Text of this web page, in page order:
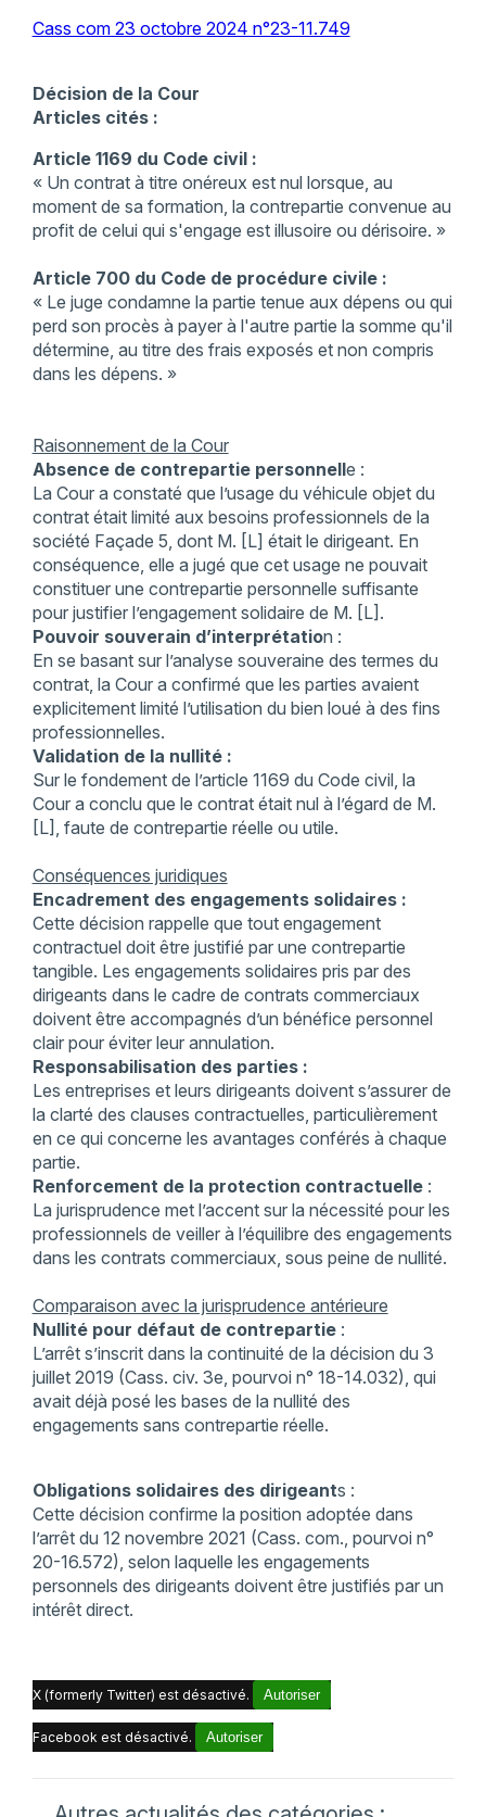
Cass com 23 octobre 2024 n°23-11.749
Décision de la Cour
Articles cités :
Article 1169 du Code civil :
« Un contrat à titre onéreux est nul lorsque, au
moment de sa formation, la contrepartie convenue au
profit de celui qui s'engage est illusoire ou dérisoire. »
Article 700 du Code de procédure civile :
« Le juge condamne la partie tenue aux dépens ou qui
perd son procès à payer à l'autre partie la somme qu'il
détermine, au titre des frais exposés et non compris
dans les dépens. »
Raisonnement de la Cour
Absence de contrepartie personnelle :
La Cour a constaté que l’usage du véhicule objet du
contrat était limité aux besoins professionnels de la
société Façade 5, dont M. [L] était le dirigeant. En
conséquence, elle a jugé que cet usage ne pouvait
constituer une contrepartie personnelle suffisante
pour justifier l’engagement solidaire de M. [L].
Pouvoir souverain d’interprétation :
En se basant sur l’analyse souveraine des termes du
contrat, la Cour a confirmé que les parties avaient
explicitement limité l’utilisation du bien loué à des fins
professionnelles.
Validation de la nullité :
Sur le fondement de l’article 1169 du Code civil, la
Cour a conclu que le contrat était nul à l’égard de M.
[L], faute de contrepartie réelle ou utile.
Conséquences juridiques
Encadrement des engagements solidaires :
Cette décision rappelle que tout engagement
contractuel doit être justifié par une contrepartie
tangible. Les engagements solidaires pris par des
dirigeants dans le cadre de contrats commerciaux
doivent être accompagnés d’un bénéfice personnel
clair pour éviter leur annulation.
Responsabilisation des parties :
Les entreprises et leurs dirigeants doivent s’assurer de
la clarté des clauses contractuelles, particulièrement
en ce qui concerne les avantages conférés à chaque
partie.
Renforcement de la protection contractuelle:
La jurisprudence met l’accent sur la nécessité pour les
professionnels de veiller à l’équilibre des engagements
dans les contrats commerciaux, sous peine de nullité.
Comparaison avec la jurisprudence antérieure
Nullité pour défaut de contrepartie:
L’arrêt s’inscrit dans la continuité de la décision du 3
juillet 2019 (Cass. civ. 3e, pourvoi n° 18-14.032), qui
avait déjà posé les bases de la nullité des
engagements sans contrepartie réelle.
Obligations solidaires des dirigeants :
Cette décision confirme la position adoptée dans
l’arrêt du 12 novembre 2021 (Cass. com., pourvoi n°
20-16.572), selon laquelle les engagements
personnels des dirigeants doivent être justifiés par un
intérêt direct.
X (formerly Twitter) est désactivé. Autoriser
Facebook est désactivé. Autoriser